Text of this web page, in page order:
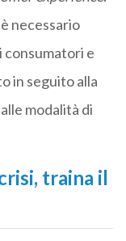
necessario
consumatori e
in seguito alla
modalità di
traina il